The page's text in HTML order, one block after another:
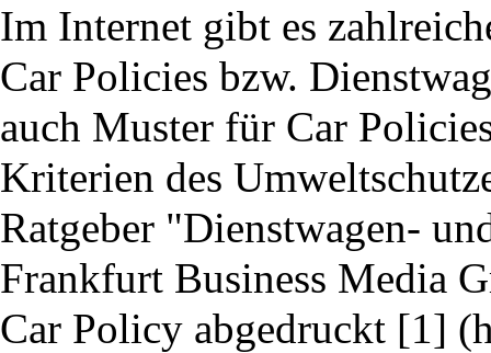
Im Internet gibt es
Car Policies bzw.
auch Muster für Car
Kriterien des
Ratgeber "Dienstwagen-
Frankfurt Business Media
Car Policy abgedruckt [1]